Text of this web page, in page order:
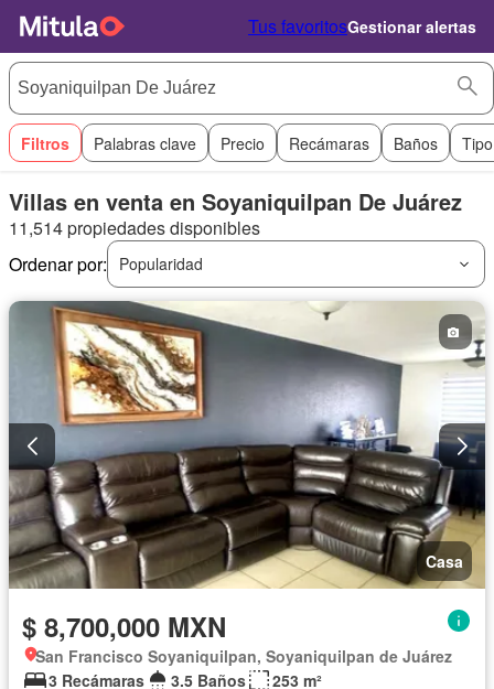
Tus favoritosGestionar alertas
Filtros Palabras clave Precio Recámaras Baños
Villas en venta en Soyaniquilpan De Juárez
11,514 propiedades disponibles
Ordenar por:
Popularidad
Casa
$ 8,700,000 MXN
San Francisco Soyaniquilpan, Soyaniquilpan de Juárez
3 Recámaras
3.5 Baños
253 m²